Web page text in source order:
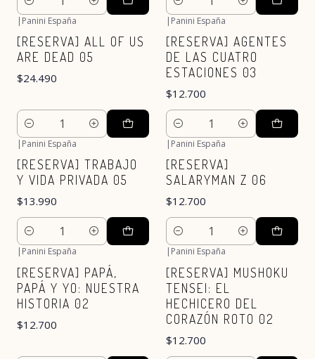
Cantidad Cantidad
| Panini España
[RESERVA] ALL OF US
ARE DEAD 05
$24.490
Cantidad
| Panini España
[RESERVA] AGENTES
DE LAS CUATRO
ESTACIONES 03
$12.700
Cantidad
| Panini España
[RESERVA] TRABAJO
Y VIDA PRIVADA 05
$13.990
Cantidad
| Panini España
[RESERVA]
SALARYMAN Z 06
$12.700
Cantidad
Panini España
[RESERVA] PAPÁ,
PAPÁ Y YO: NUESTRA
HISTORIA 02
$12.700
Panini España
[RESERVA] MUSHOKU
TENSEI: EL
HECHICERO DEL
CORAZÓN ROTO 02
$12.700